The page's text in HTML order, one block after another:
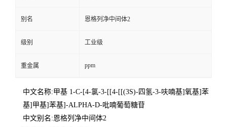
别名 恩格列净中间体2
级别 工业级
重金属 ppm
中文名称:甲基 1-C-[4-氯-3-[[4-[[(3S)-四氢-3-呋喃基]氧基]苯
基]甲基]苯基]-ALPHA-D-吡喃葡萄糖苷
中文别名:恩格列净中间体2